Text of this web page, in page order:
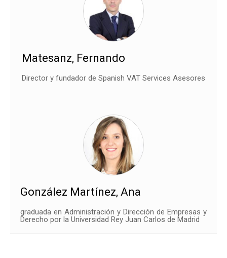
Matesanz, Fernando
Director y fundador de Spanish VAT Services Asesores
González Martínez, Ana
graduada en Administración y Dirección de Empresas y
Derecho por la Universidad Rey Juan Carlos de Madrid